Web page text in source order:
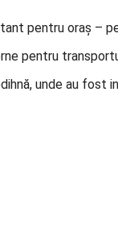
pentru oraș –
pentru
unde au fost